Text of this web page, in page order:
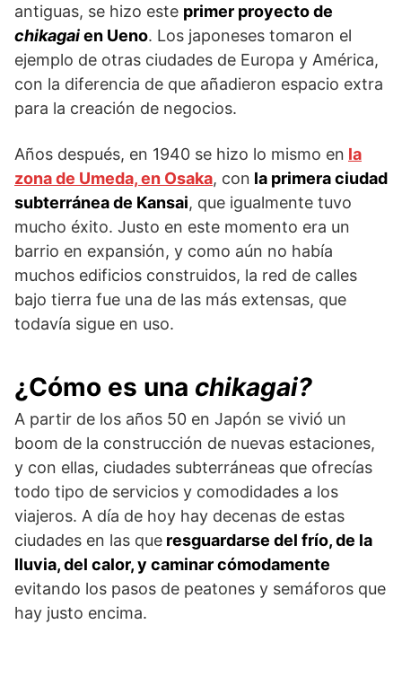
antiguas, se hizo este primer proyecto de
chikagaien Ueno. Los japoneses tomaron el
ejemplo de otras ciudades de Europa y América,
con la diferencia de que añadieron espacio extra
para la creación de negocios.
Años después, en 1940 se hizo lo mismo en la
zona de Umeda, en Osaka, con la primera ciudad
subterránea de Kansai, que igualmente tuvo
mucho éxito. Justo en este momento era un
barrio en expansión, y como aún no había
muchos edificios construidos, la red de calles
bajo tierra fue una de las más extensas, que
todavía sigue en uso.
¿Cómo es una chikagai?
A partir de los años 50 en Japón se vivió un
boom de la construcción de nuevas estaciones,
y con ellas, ciudades subterráneas que ofrecías
todo tipo de servicios y comodidades a los
viajeros. A día de hoy hay decenas de estas
ciudades en las que resguardarse del frío, de la
lluvia, del calor, y caminar cómodamente
evitando los pasos de peatones y semáforos que
hay justo encima.